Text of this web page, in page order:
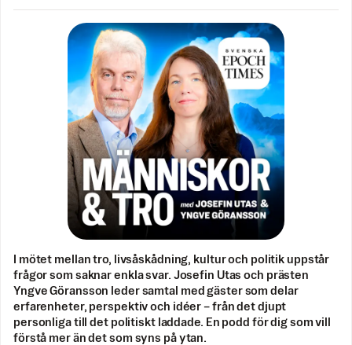
I mötet mellan tro, livsåskådning, kultur och politik uppstår
frågor som saknar enkla svar. Josefin Utas och prästen
Yngve Göransson leder samtal med gäster som delar
erfarenheter, perspektiv och idéer – från det djupt
personliga till det politiskt laddade. En podd för dig som vill
förstå mer än det som syns på ytan.